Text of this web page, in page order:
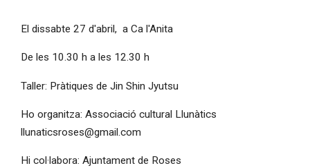
El dissabte 27 d'abril, a Ca l'Anita
De les 10.30 h a les 12.30 h
Taller: Pràtiques de Jin Shin Jyutsu
Ho organitza: Associació cultural Llunàtics
llunaticsroses@gmail.com
Hi col·labora: Ajuntament de Roses